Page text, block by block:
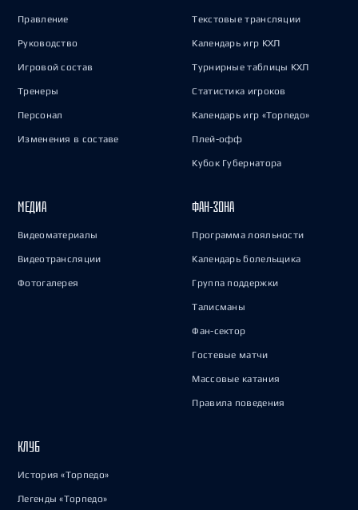
Правление
Руководство
Игровой состав
Тренеры
Персонал
Изменения в составе
Текстовые трансляции
Календарь игр КХЛ
Турнирные таблицы КХЛ
Статистика игроков
Календарь игр «Торпедо»
Плей-офф
Кубок Губернатора
МЕДИА
Видеоматериалы
Видеотрансляции
Фотогалерея
ФАН-ЗОНА
Программа лояльности
Календарь болельщика
Группа поддержки
Талисманы
Фан-сектор
Гостевые матчи
Массовые катания
Правила поведения
КЛУБ
История «Торпедо»
Легенды «Торпедо»